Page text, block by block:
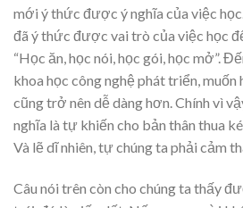
mới ý thức được ý nghĩa của việc
đã ý thức được vai trò của việc học
“Học ăn, học nói, học gói, học mở”.
khoa học công nghệ phát triển,
cũng trở nên dễ dàng hơn. Chính vì
nghĩa là tự khiến cho bản thân thua
Và lẽ dĩ nhiên, tự chúng ta phải cảm
Câu nói trên còn cho chúng ta thấy